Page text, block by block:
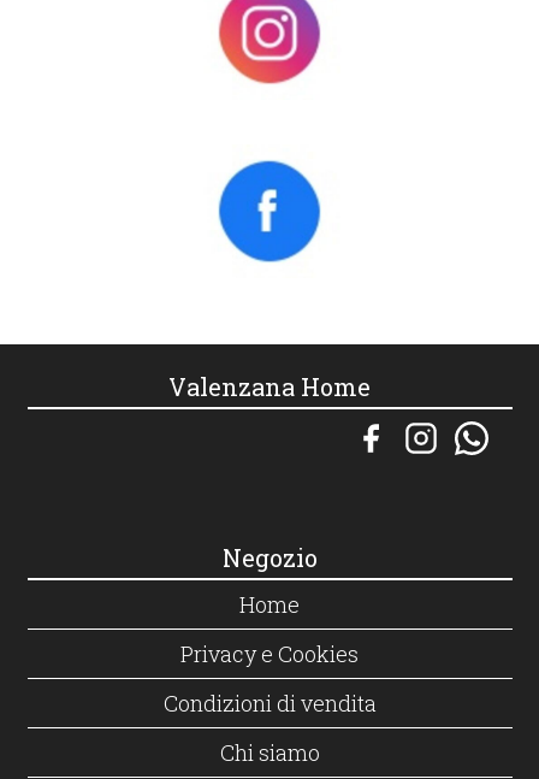
Valenzana Home
Negozio
Home
Privacy e Cookies
Condizioni di vendita
Chi siamo